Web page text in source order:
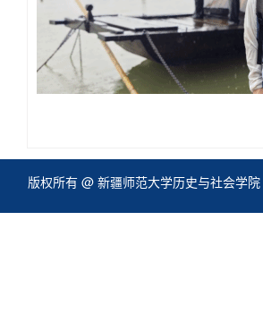
版权所有 @ 新疆师范大学历史与社会学院